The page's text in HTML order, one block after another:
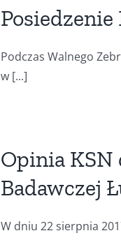
Podczas Walnego
w [...]
Opinia KSN
Badawczej
W dniu 22 sierpnia